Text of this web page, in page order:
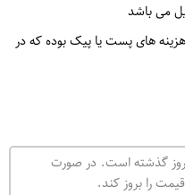
می باشد
های پست یا پیک بوده که در
روز گذشته است. در صورت
را بروز کند.